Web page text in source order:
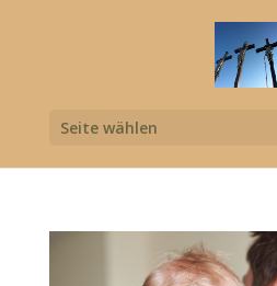
Seite wählen